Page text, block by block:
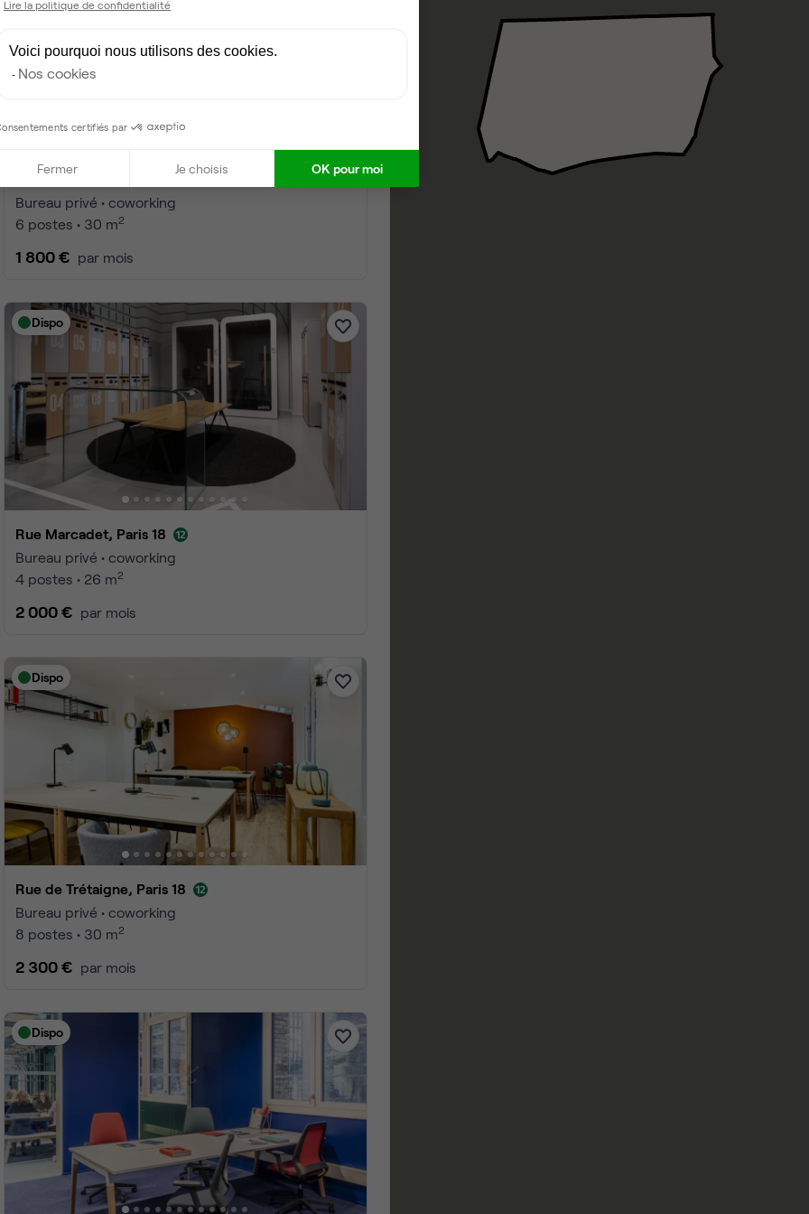
Paris 18
1 à 25
3
Lire la politique de confidentialité
Voici pourquoi nous utilisons des cookies.
Nos cookies
certifiés par
Fermer Je choisis OK pour moi